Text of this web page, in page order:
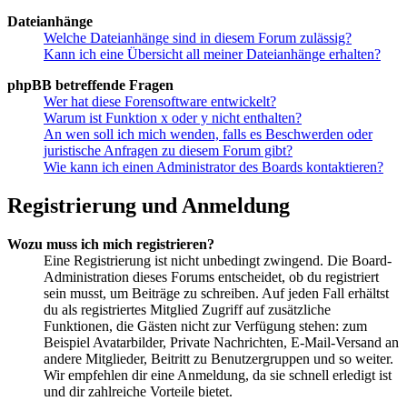
Dateianhänge
Welche Dateianhänge sind in diesem Forum zulässig?
Kann ich eine Übersicht all meiner Dateianhänge erhalten?
phpBB betreffende Fragen
Wer hat diese Forensoftware entwickelt?
Warum ist Funktion x oder y nicht enthalten?
An wen soll ich mich wenden, falls es Beschwerden oder
juristische Anfragen zu diesem Forum gibt?
Wie kann ich einen Administrator des Boards kontaktieren?
Registrierung und Anmeldung
Wozu muss ich mich registrieren?
Eine Registrierung ist nicht unbedingt zwingend. Die Board-
Administration dieses Forums entscheidet, ob du registriert
sein musst, um Beiträge zu schreiben. Auf jeden Fall erhältst
du als registriertes Mitglied Zugriff auf zusätzliche
Funktionen, die Gästen nicht zur Verfügung stehen: zum
Beispiel Avatarbilder, Private Nachrichten, E-Mail-Versand an
andere Mitglieder, Beitritt zu Benutzergruppen und so weiter.
Wir empfehlen dir eine Anmeldung, da sie schnell erledigt ist
und dir zahlreiche Vorteile bietet.